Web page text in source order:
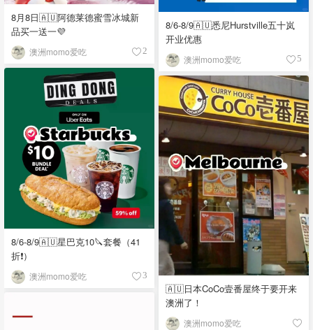
8月8日🇦🇺阿德莱德蜜雪冰城新
品买一送一💜
澳洲momo爱吃 2
8/6-8/9🇦🇺悉尼Hurstville五十岚
开业优惠
澳洲momo爱吃 5
8/6-8/9🇦🇺星巴克10🔪套餐（41
折❗）
澳洲momo爱吃 3
🇦🇺日本CoCo壹番屋终于要开来
澳洲了！
澳洲momo爱吃